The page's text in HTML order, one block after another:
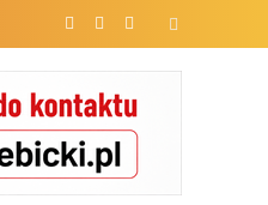
Facebook
X
Instagram